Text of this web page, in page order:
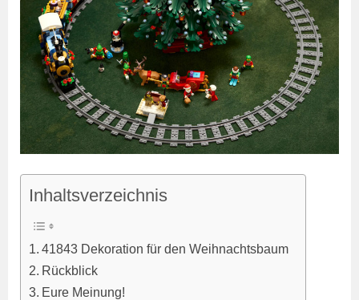
Inhaltsverzeichnis
41843 Dekoration für den Weihnachtsbaum
Rückblick
Eure Meinung!